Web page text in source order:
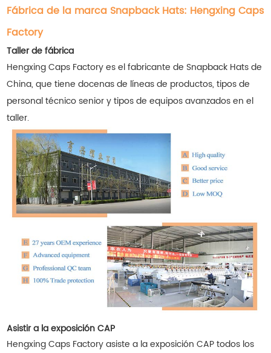
Fábrica de la marca Snapback Hats: Hengxing Caps
Factory
Taller de fábrica
Hengxing Caps Factory es el fabricante de Snapback Hats de
China, que tiene docenas de líneas de productos, tipos de
personal técnico senior y tipos de equipos avanzados en el
taller.
Asistir a la exposición CAP
Hengxing Caps Factory asiste a la exposición CAP todos los